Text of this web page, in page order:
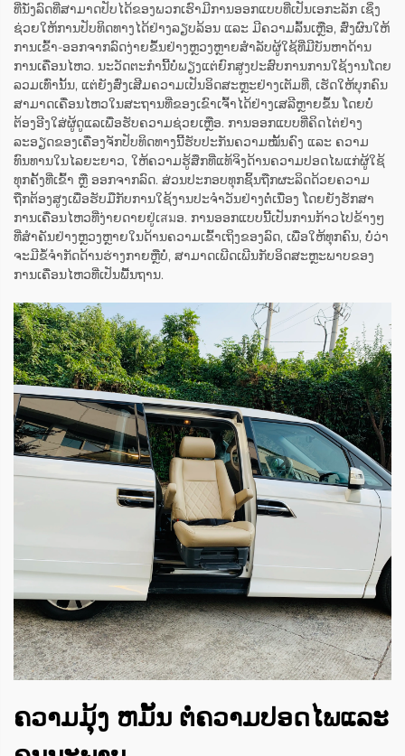
ທີ່ນັ່ງລົດທີ່ສາມາດປັບໄດ້ຂອງພວກເຮົາມີການອອກແບບທີ່ເປັນເອກະລັກ ເຊິ່ງ
ຊ່ວຍໃຫ້ການປັບທິດທາງໄດ້ຢ່າງລຽບລ້ອນ ແລະ ມີຄວາມລົ້ນເຫຼືອ, ສົ່ງຜົນໃຫ້
ການເຂົ້າ-ອອກຈາກລົດງ່າຍຂຶ້ນຢ່າງຫຼວງຫຼາຍສຳລັບຜູ້ໃຊ້ທີ່ມີບັນຫາດ້ານ
ການເຄື່ອນໄຫວ. ນະວັດຕະກຳນີ້ບໍ່ພຽງແຕ່ຍົກສູງປະສົບການການໃຊ້ງານໂດຍ
ລວມເທົ່ານັ້ນ, ແຕ່ຍັງສົ່ງເສີມຄວາມເປັນອິດສະຫຼະຢ່າງເຕັມທີ່, ເຮັດໃຫ້ບຸກຄົນ
ສາມາດເຄື່ອນໄຫວໃນສະຖານທີ່ຂອງເຂົາເຈົ້າໄດ້ຢ່າງເສລີຫຼາຍຂຶ້ນ ໂດຍບໍ່
ຕ້ອງອີງໃສ່ຜູ້ດູແລເພື່ອຮັບຄວາມຊ່ວຍເຫຼືອ. ການອອກແບບທີ່ຄິດໄຕ່ຢ່າງ
ລະອຽດຂອງເຄື່ອງຈັກປັບທິດທາງນີ້ຮັບປະກັນຄວາມໝັ້ນຄົງ ແລະ ຄວາມ
ທົນທານໃນໄລຍະຍາວ, ໃຫ້ຄວາມຮູ້ສຶກທີ່ແທ້ຈິງດ້ານຄວາມປອດໄພແກ່ຜູ້ໃຊ້
ທຸກຄັ້ງທີ່ເຂົ້າ ຫຼື ອອກຈາກລົດ. ສ່ວນປະກອບທຸກຊິ້ນຖືກຜະລິດດ້ວຍຄວາມ
ຖືກຕ້ອງສູງເພື່ອຮັບມືກັບການໃຊ້ງານປະຈຳວັນຢ່າງຕໍ່ເນື່ອງ ໂດຍຍັງຮັກສາ
ການເຄື່ອນໄຫວທີ່ງ່າຍດາຍຢູ່ເสมອ. ການອອກແບບນີ້ເປັນການກ້າວໄປຂ້າງໆ
ທີ່ສຳຄັນຢ່າງຫຼວງຫຼາຍໃນດ້ານຄວາມເຂົ້າເຖິງຂອງລົດ, ເພື່ອໃຫ້ທຸກຄົນ, ບໍ່ວ່າ
ຈະມີຂໍ້ຈຳກັດດ້ານຮ່າງກາຍຫຼືບໍ່, ສາມາດເພີດເພີນກັບອິດສະຫຼະພາບຂອງ
ການເຄື່ອນໄຫວທີ່ເປັນພື້ນຖານ.
ຄວາມມຸ້ງ ຫມັ້ນ ຕໍ່ຄວາມປອດໄພແລະ